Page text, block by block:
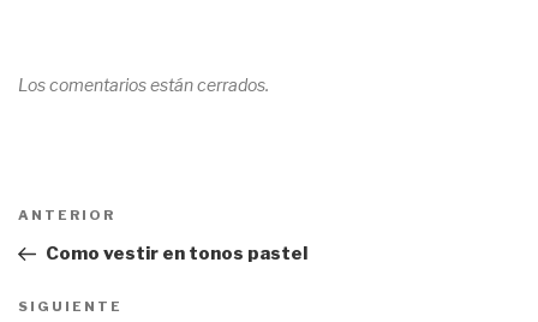
Los comentarios están cerrados.
Navegación
entradas
Entrada
anterior:
ANTERIOR
Como vestir en tonos pastel
Siguiente
SIGUIENTE